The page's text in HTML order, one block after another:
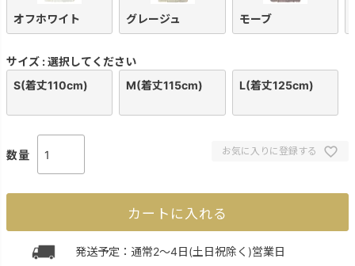
オフホワイト グレージュ モーブ
サイズ 選択してください
S(着丈110cm)
M(着丈115cm) L(着丈125cm)
お気に入りに登録する
カートに入れる
発送予定：通常2～4日(土日祝除く)営業日